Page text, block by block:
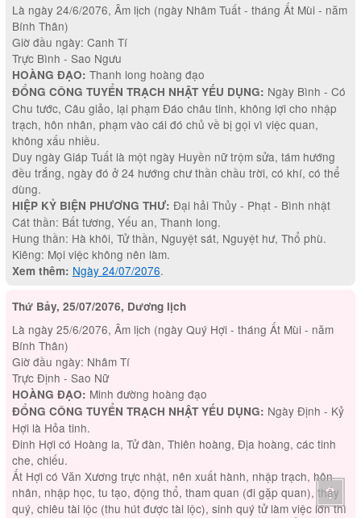
Là ngày 24/6/2076, Âm lịch (ngày Nhâm Tuất - tháng Ất Mùi - năm
Bính Thân)
Giờ đầu ngày: Canh Tí
Trực Bình - Sao Ngưu
HOÀNG ĐẠO: Thanh long hoàng đạo
ĐỔNG CÔNG TUYỂN TRẠCH NHẬT YẾU DỤNG: Ngày Bình - Có
Chu tước, Câu giảo, lại phạm Đáo châu tinh, không lợi cho nhập
trạch, hôn nhân, phạm vào cái đó chủ về bị gọi vì việc quan,
không xấu nhiều.
Duy ngày Giáp Tuất là một ngày Huyền nữ trộm sửa, tám hướng
đều trắng, ngày đó ở 24 hướng chư thần chầu trời, có khí, có thể
dùng.
HIỆP KỶ BIỆN PHƯƠNG THƯ: Đại hải Thủy - Phạt - Bình nhật
Cát thần: Bất tương, Yếu an, Thanh long.
Hung thần: Hà khôi, Tử thần, Nguyệt sát, Nguyệt hư, Thổ phù.
Kiêng: Mọi việc không nên làm.
Xem thêm: Ngày 24/07/2076.
Thứ Bảy, 25/07/2076, Dương lịch
Là ngày 25/6/2076, Âm lịch (ngày Quý Hợi - tháng Ất Mùi - năm
Bính Thân)
Giờ đầu ngày: Nhâm Tí
Trực Định - Sao Nữ
HOÀNG ĐẠO: Minh đường hoàng đạo
ĐỔNG CÔNG TUYỂN TRẠCH NHẬT YẾU DỤNG: Ngày Định - Kỷ
Hợi là Hỏa tinh.
Đinh Hợi có Hoàng la, Tử đàn, Thiên hoàng, Địa hoàng, các tinh
che, chiếu.
Ất Hợi có Văn Xương trực nhật, nên xuất hành, nhập trạch, hôn
nhân, nhập học, tu tạo, động thổ, tham quan (đi gặp quan), thấy
quý, chiêu tài lộc (thu hút được tài lộc), sinh quý tử làm việc lớn thì